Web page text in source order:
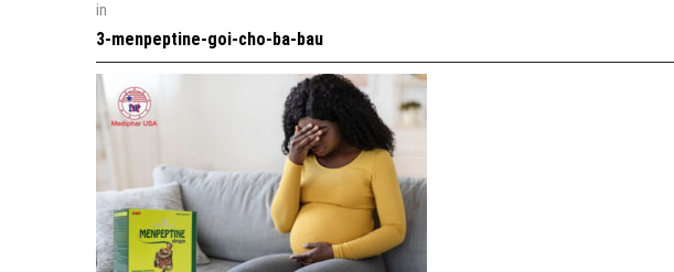
in
3-menpeptine-goi-cho-ba-bau